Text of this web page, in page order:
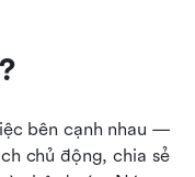
bên cạnh nhau —
chủ động, chia sẻ